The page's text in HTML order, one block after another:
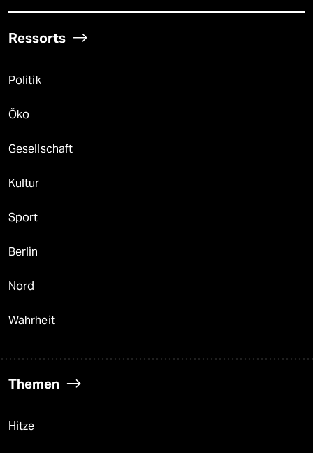
Ressorts
Politik
Öko
Gesellschaft
Kultur
Sport
Berlin
Nord
Wahrheit
Themen
Hitze